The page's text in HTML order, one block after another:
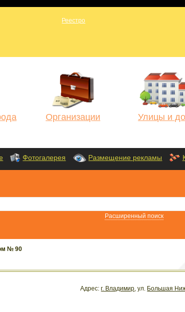
Организации Улицы и
Фотогалерея Размещение рекламы
Расширенный поиск
№ 90
Адрес:г. Владимир, ул. Большая